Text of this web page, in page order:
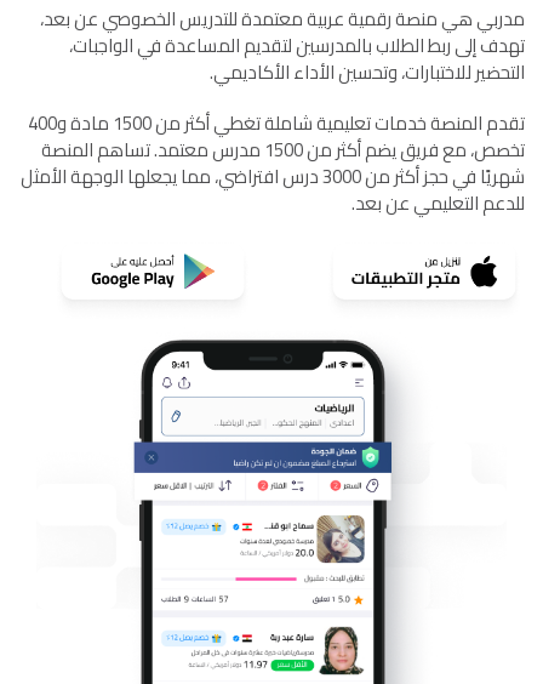
مدربي هي منصة رقمية عربية معتمدة للتدريس الخصوصي عن بعد،
تهدف إلى ربط الطلاب بالمدرسين لتقديم المساعدة في الواجبات،
التحضير للاختبارات، وتحسين الأداء الأكاديمي.
تقدم المنصة خدمات تعليمية شاملة تغطي أكثر من 1500 مادة و400
تخصص، مع فريق يضم أكثر من 1500 مدرس معتمد. تساهم المنصة
شهريًا في حجز أكثر من 3000 درس افتراضي، مما يجعلها الوجهة الأمثل
للدعم التعليمي عن بعد.